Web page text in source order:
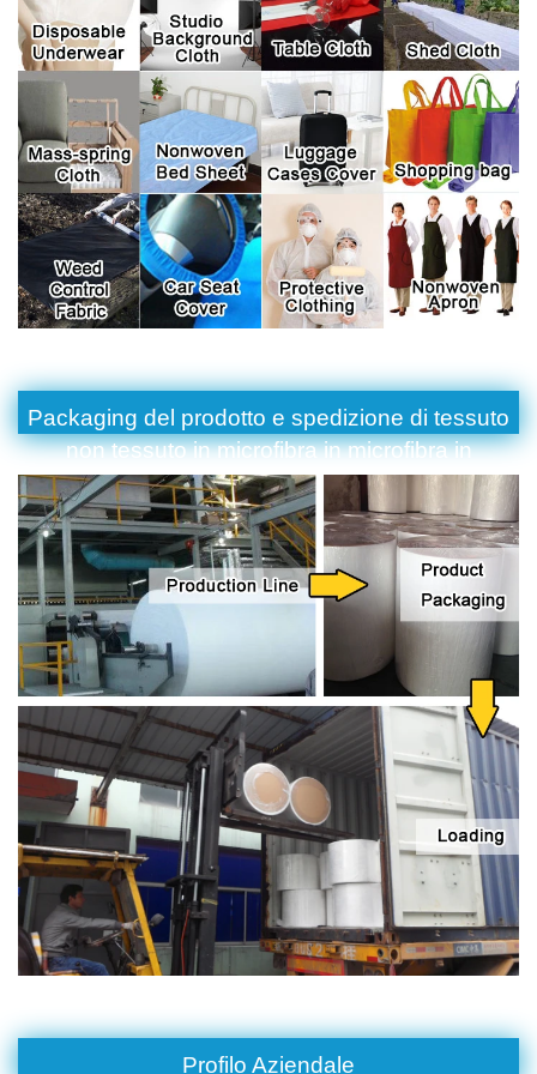
Packaging del prodotto e spedizione di tessuto
non tessuto in microfibra in microfibra in
microfibra riutilizzabile per un asciugamano per
capelli in microfibra
Profilo Aziendale